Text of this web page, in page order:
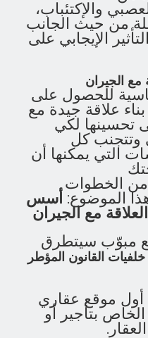
والإكتئباب،
من حيث الجانب
الإيجابي على
الجيران
للحصول على
علاقة جيدة مع
تحسينها لكي
وتتجنب كل
التي يمكنها أن
من الخطوات
الموضوع: أسس
مع الجيران
مبوّب سيتطرق
خلفيات القانون المؤطر
موقع عقاري
الخاص بتأجير أو